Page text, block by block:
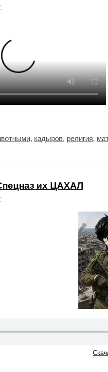
, кадыров, религия,
их ЦАХАЛ